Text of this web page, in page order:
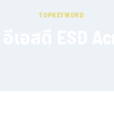
TOPKEYWORD